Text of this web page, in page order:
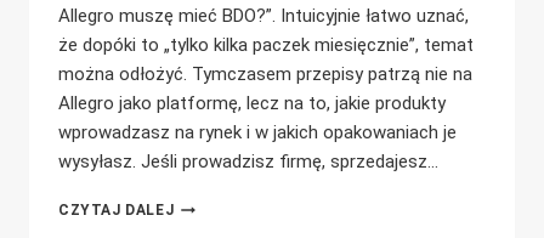
Allegro muszę mieć BDO?”. Intuicyjnie łatwo uznać,
że dopóki to „tylko kilka paczek miesięcznie”, temat
można odłożyć. Tymczasem przepisy patrzą nie na
Allegro jako platformę, lecz na to, jakie produkty
wprowadzasz na rynek i w jakich opakowaniach je
wysyłasz. Jeśli prowadzisz firmę, sprzedajesz…
CZYTAJ DALEJSPRZEDAJESZ